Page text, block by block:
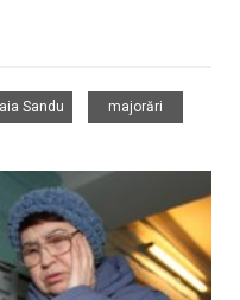
Sandu
majorări